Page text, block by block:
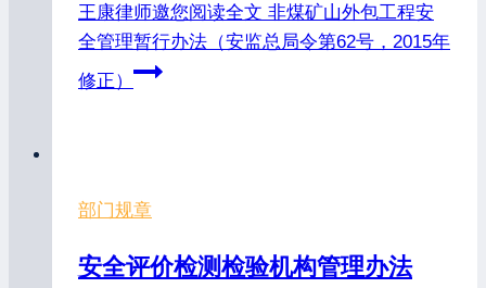
王康律师邀您阅读全文 非煤矿山外包工程安
全管理暂行办法（安监总局令第62号，2015年
修正）
部门规章
安全评价检测检验机构管理办法